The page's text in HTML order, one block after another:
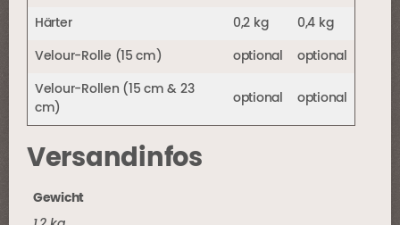
Härter 0,2 kg 0,4 kg
Velour-Rolle (15 cm) optional optional
Velour-Rollen (15 cm & 23
cm)
optional optional
Versandinfos
Gewicht